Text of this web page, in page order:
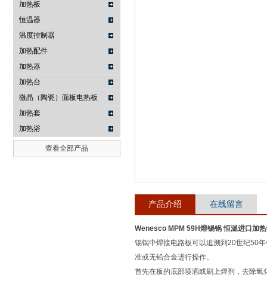
武汉提沃克科技有限公司
加热板
恒温器
温度控制器
加热配件
加热器
加热台
微晶（陶瓷）面板电热板
加热套
加热浴
查看全部产品
产品介绍 在线留言
Wenesco MPM 59H熔锡锅 恒温进口加
锡锅中焊接电路板可以追溯到20世纪50
准或无铅合金进行操作。
首先在板的底部喷洒或刷上焊剂，去除